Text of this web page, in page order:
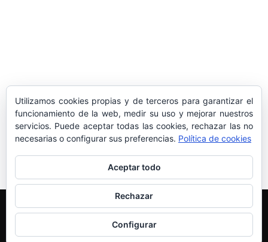
LA DELEGACIÓN DE TARRAGONA
ASISTE INVITADA A LA “CENA DE GALA
DE LAS CUATRO MARINAS”
Más información sobre las cookies
© Newspaper WordPress Theme by TagDiv
Utilizamos cookies propias y de terceros para garantizar el
funcionamiento de la web, medir su uso y mejorar nuestros
servicios. Puede aceptar todas las cookies, rechazar las no
necesarias o configurar sus preferencias. Política de cookies
Aceptar todo
Rechazar
Configurar